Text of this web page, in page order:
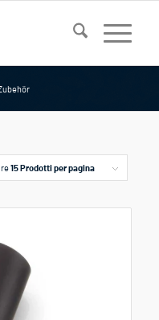
15 Prodotti per pagina